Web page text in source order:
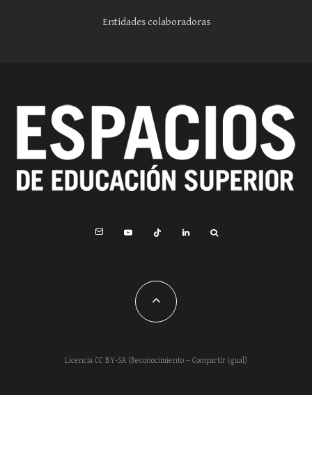
Entidades colaboradoras
Licencia CC BY-SA (Reconocimiento – Compartir igual)